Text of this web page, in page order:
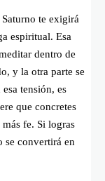
te exigirá
espiritual. Esa
dentro de
y la otra parte se
tensión, es
que concretes
fe. Si logras
se convertirá en